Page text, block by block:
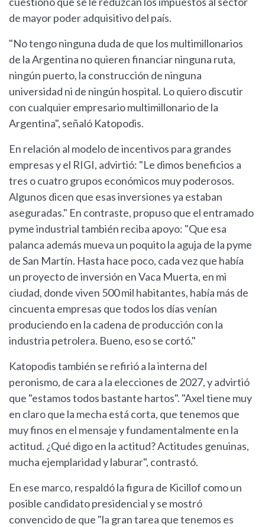
de mayor poder adquisitivo del país.
"No tengo ninguna duda de que los multimillonarios
de la Argentina no quieren financiar ninguna ruta,
ningún puerto, la construcción de ninguna
universidad ni de ningún hospital. Lo quiero discutir
con cualquier empresario multimillonario de la
Argentina", señaló Katopodis.
En relación al modelo de incentivos para grandes
empresas y el RIGI, advirtió: "Le dimos beneficios a
tres o cuatro grupos económicos muy poderosos.
Algunos dicen que esas inversiones ya estaban
aseguradas." En contraste, propuso que el entramado
pyme industrial también reciba apoyo: "Que esa
palanca además mueva un poquito la aguja de la pyme
de San Martín. Hasta hace poco, cada vez que había
un proyecto de inversión en Vaca Muerta, en mi
ciudad, donde viven 500 mil habitantes, había más de
cincuenta empresas que todos los días venían
produciendo en la cadena de producción con la
industria petrolera. Bueno, eso se cortó."
Katopodis también se refirió a la interna del
peronismo, de cara a la elecciones de 2027, y advirtió
que "estamos todos bastante hartos". "Axel tiene muy
en claro que la mecha está corta, que tenemos que
muy finos en el mensaje y fundamentalmente en la
actitud. ¿Qué digo en la actitud? Actitudes genuinas,
mucha ejemplaridad y laburar", contrastó.
En ese marco, respaldó la figura de Kicillof como un
posible candidato presidencial y se mostró
convencido de que "la gran tarea que tenemos es